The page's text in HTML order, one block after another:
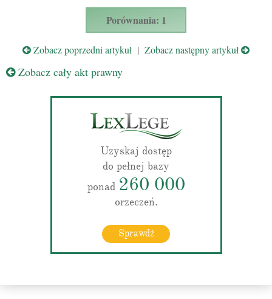
Porównania: 1
Zobacz poprzedni artykuł | Zobacz następny artykuł
Zobacz cały akt prawny
Uzyskaj dostęp
do pełnej bazy
ponad 260 000
orzeczeń.
Sprawdź